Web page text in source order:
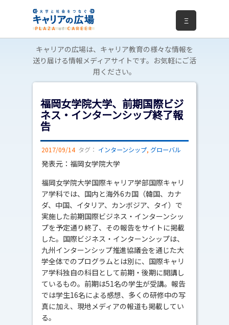
Ξ
キャリアの広場は、キャリア教育の様々な情報を
送り届ける情報メディアサイトです。お気軽にご活
用ください。
福岡女学院大学、前期国際ビジ
ネス・インターンシップ終了報
告
2017/09/14 タグ： インターンシップ, グローバル
発表元：福岡女学院大学
福岡女学院大学国際キャリア学部国際キャリ
ア学科では、国内と海外6カ国（韓国、カナ
ダ、中国、イタリア、カンボジア、タイ）で
実施した前期国際ビジネス・インターンシッ
プを予定通り終了、その報告をサイトに掲載
した。国際ビジネス・インターンシップは、
九州インターンシップ推進協議会を通じた大
学全体でのプログラムとは別に、国際キャリ
ア学科独自の科目として前期・後期に開講し
ているもの。前期は51名の学生が受講。報告
では学生16名による感想、多くの研修中の写
真に加え、現地メディアの報道も掲載してい
る。